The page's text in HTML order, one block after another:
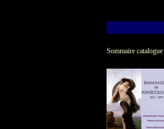
Sommaire catalogue